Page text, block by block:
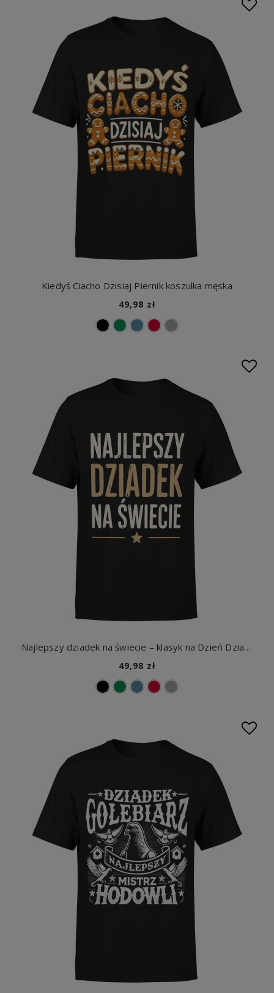
Kiedyś Ciacho Dzisiaj Piernik koszulka męska
49,98 zł
Najlepszy dziadek na świecie – klasyk na Dzień Dziadka lub urodziny Męska koszulka
49,98 zł